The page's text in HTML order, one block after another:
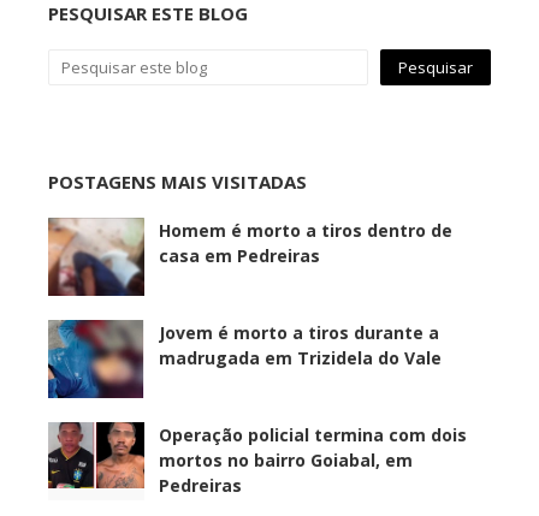
PESQUISAR ESTE BLOG
POSTAGENS MAIS VISITADAS
Homem é morto a tiros dentro de
casa em Pedreiras
Jovem é morto a tiros durante a
madrugada em Trizidela do Vale
Operação policial termina com dois
mortos no bairro Goiabal, em
Pedreiras